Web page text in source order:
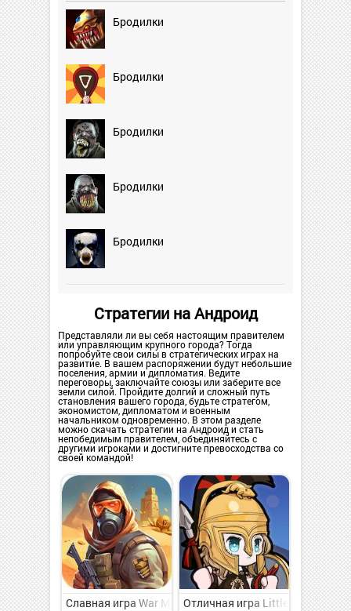
Бродилки
Бродилки
Бродилки
Бродилки
Бродилки
Стратегии на Андроид
Представляли ли вы себя настоящим правителем
или управляющим крупного города? Тогда
попробуйте свои силы в стратегических играх на
развитие. В вашем распоряжении будут небольшие
поселения, армии и дипломатия. Ведите
переговоры, заключайте союзы или заберите все
земли силой. Пройдите долгий и сложный путь
становления вашего города, будьте стратегом,
экономистом, дипломатом и военным
начальником одновременно. В этом разделе
можно скачать стратегии на Андроид и стать
непобедимым правителем, объединяйтесь с
другими игроками и достигните превосходства со
своей командой!
Славная игра War Master на Андроид - веселая
Отличная игра Little Legions